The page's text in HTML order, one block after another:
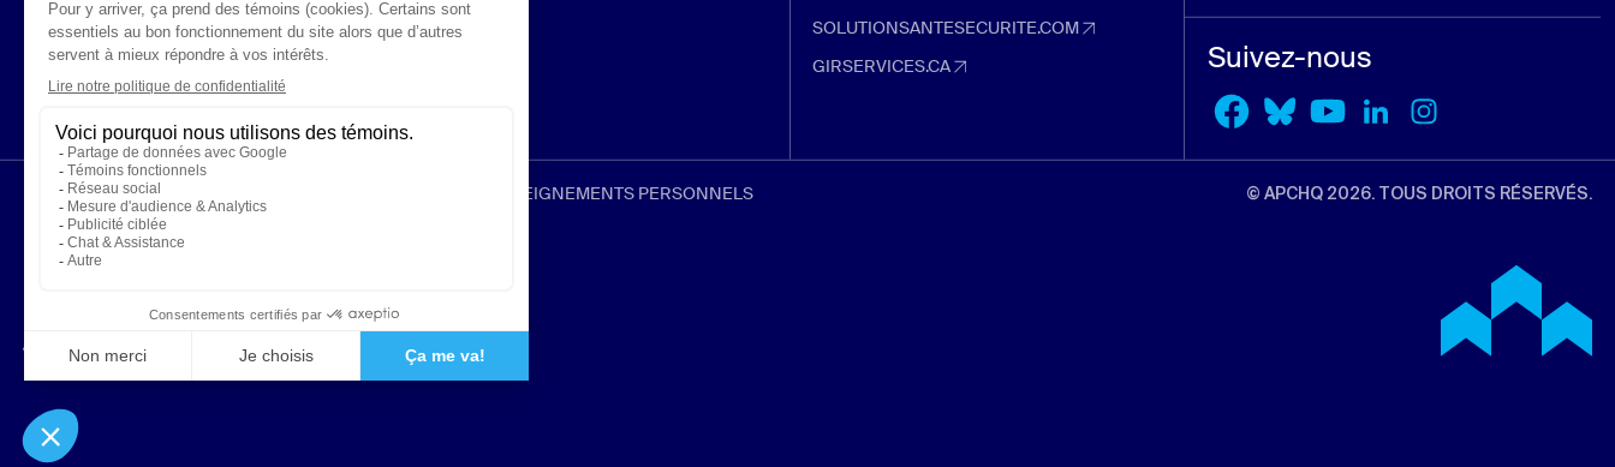
SOLUTIONSANTESECURITE.COM
solutionsantesecurite.com (Ouvre dans un nouvel onglet)
GIRSERVICES.CA
Suivez-nous
ÉNONCÉS LÉGAUX PROTECTION DES RENSEIGNEMENTS PERSONNELS © APCHQ 2026. TOUS DROITS RÉSERVÉS.